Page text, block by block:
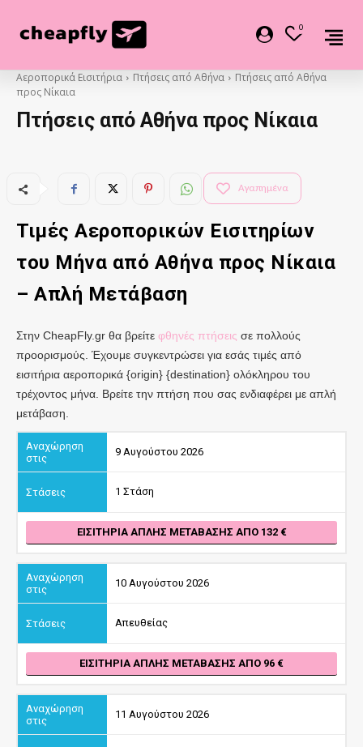
0
Αεροπορικά Εισιτήρια Πτήσεις από Αθήνα
Πτήσεις από Αθήνα
προς Νίκαια
Πτήσεις από Αθήνα προς Νίκαια
Αγαπημένα
Τιμές Αεροπορικών Εισιτηρίων
του Μήνα από Αθήνα προς Νίκαια
– Απλή Μετάβαση
Στην CheapFly.gr θα βρείτε φθηνές πτήσεις σε πολλούς
προορισμούς. Έχουμε συγκεντρώσει για εσάς τιμές από
εισιτήρια αεροπορικά {origin} {destination} ολόκληρου του
τρέχοντος μήνα. Βρείτε την πτήση που σας ενδιαφέρει με απλή
μετάβαση.
9 Αυγούστου 2026
1 Στάση
ΕΙΣΙΤΉΡΙΑ ΑΠΛΉΣ ΜΕΤΆΒΑΣΗΣ ΑΠΌ 132
10 Αυγούστου 2026
Απευθείας
ΕΙΣΙΤΉΡΙΑ ΑΠΛΉΣ ΜΕΤΆΒΑΣΗΣ ΑΠΌ 96
11 Αυγούστου 2026